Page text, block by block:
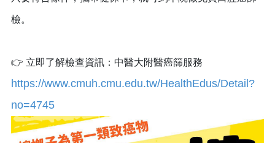
檢。
👉 立即了解檢查資訊：中醫大附醫癌篩服務
https://www.cmuh.cmu.edu.tw/HealthEdus/Detail?
no=4745